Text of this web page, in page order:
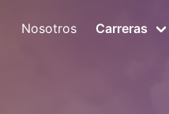
Nosotros Carreras